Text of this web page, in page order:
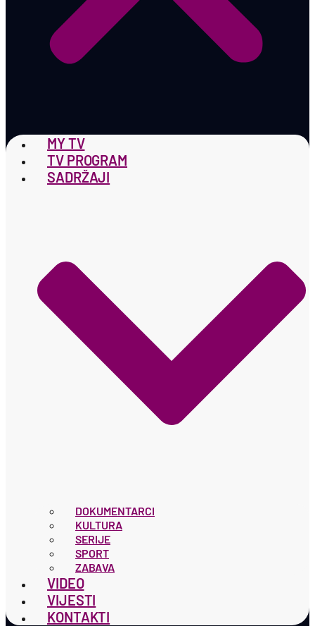
MY TV
TV PROGRAM
SADRŽAJI
DOKUMENTARCI
KULTURA
SERIJE
SPORT
ZABAVA
VIDEO
VIJESTI
KONTAKTI